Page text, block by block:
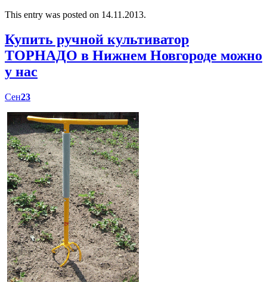
This entry was posted on 14.11.2013.
Купить ручной культиватор
ТОРНАДО в Нижнем Новгороде можно
у нас
Сен23